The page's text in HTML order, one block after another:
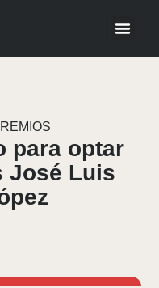
para optar
José Luis